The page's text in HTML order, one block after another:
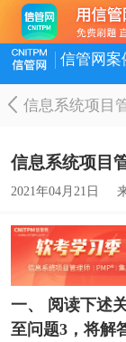
信管网案
信息系统项目
信息系统项目
2021年04月21日
一、
阅读下述
至问题3，将解